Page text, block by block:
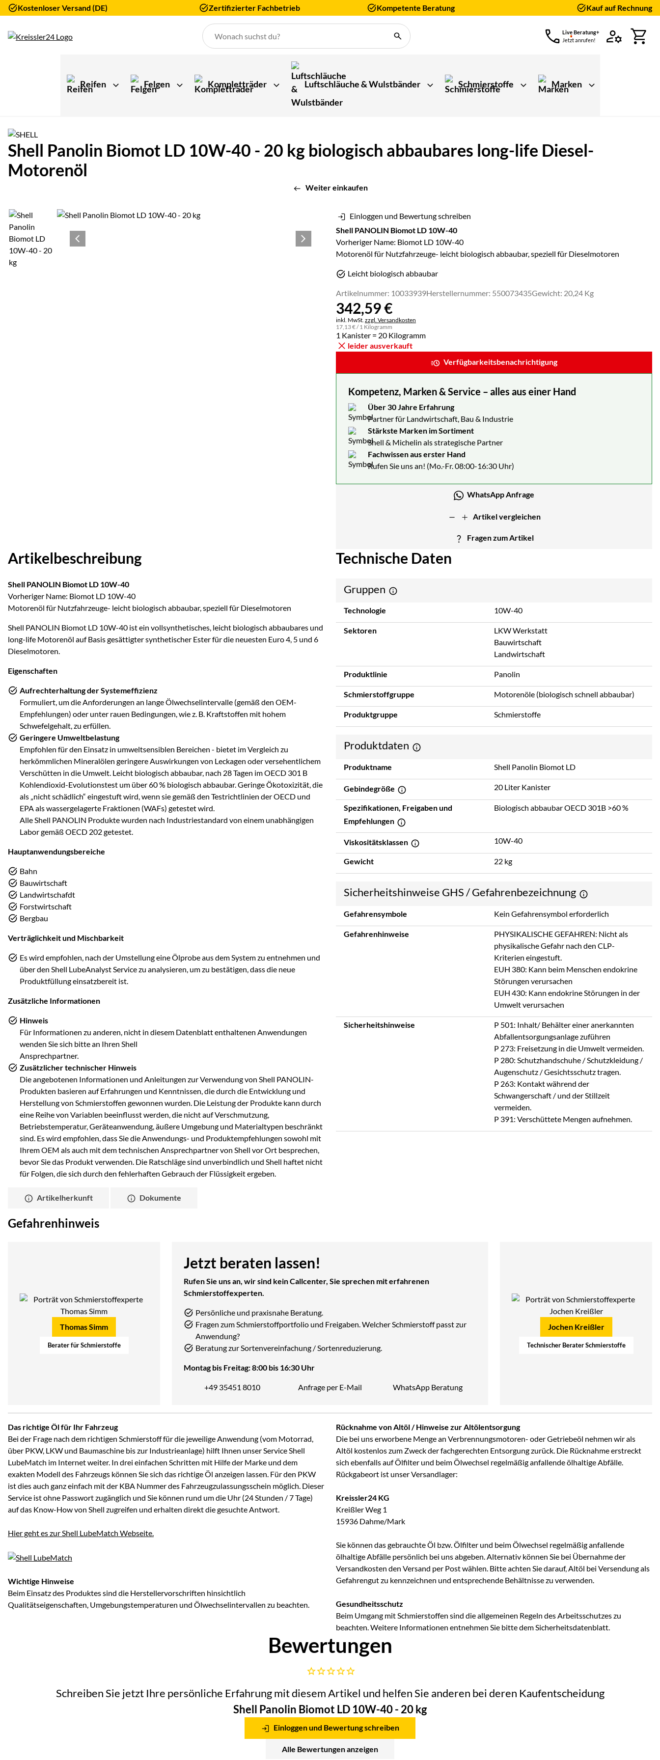
Kostenloser Versand (DE) Zertifizierter Fachbetrieb Kompetente Beratung Kauf auf Rechnung
Live Beratung+
Jetzt anrufen!
Reifen Felgen Kompletträder Luftschläuche & Wulstbänder Schmierstoffe Marken
Shell Panolin Biomot LD 10W-40 - 20 kg biologisch abbaubares long-life Diesel-
Motorenöl
Weiter einkaufen
Produktgalerie
Zur Kaufbox springen
Einloggen und Bewertung schreiben
Shell PANOLIN Biomot LD 10W-40
Vorheriger Name: Biomot LD 10W-40
Motorenöl für Nutzfahrzeuge- leicht biologisch abbaubar, speziell für Dieselmotoren
Leicht biologisch abbaubar
Artikelnummer: 10033939Herstellernummer: 550073435Gewicht: 20,24 Kg
342,59€
Steuerhinweis:
inkl. MwSt. zzgl. Versandkosten
17,13€/ 1 Kilogramm
1 Kanister = 20 Kilogramm
leider ausverkauft
Verfügbarkeitsbenachrichtigung
Kompetenz, Marken & Service – alles aus einer Hand
Über 30 Jahre Erfahrung
Partner für Landwirtschaft, Bau & Industrie
Stärkste Marken im Sortiment
Shell & Michelin als strategische Partner
Fachwissen aus erster Hand
Rufen Sie uns an! (Mo.-Fr. 08:00-16:30 Uhr)
WhatsApp Anfrage
Artikel vergleichen
Fragen zum Artikel
Artikelbeschreibung
Shell PANOLIN Biomot LD 10W-40
Vorheriger Name: Biomot LD 10W-40
Motorenöl für Nutzfahrzeuge- leicht biologisch abbaubar, speziell für Dieselmotoren
Shell PANOLIN Biomot LD 10W-40 ist ein vollsynthetisches, leicht biologisch abbaubares und
long-life Motorenöl auf Basis gesättigter synthetischer Ester für die neuesten Euro 4, 5 und 6
Dieselmotoren.
Eigenschaften
Aufrechterhaltung der Systemeffizienz
Formuliert, um die Anforderungen an lange Ölwechselintervalle (gemäß den OEM-
Empfehlungen) oder unter rauen Bedingungen, wie z. B. Kraftstoffen mit hohem
Schwefelgehalt, zu erfüllen.
Geringere Umweltbelastung
Empfohlen für den Einsatz in umweltsensiblen Bereichen - bietet im Vergleich zu
herkömmlichen Mineralölen geringere Auswirkungen von Leckagen oder versehentlichem
Verschütten in die Umwelt. Leicht biologisch abbaubar, nach 28 Tagen im OECD 301 B
Kohlendioxid-Evolutionstest um über 60 % biologisch abbaubar. Geringe Ökotoxizität, die
als „nicht schädlich“ eingestuft wird, wenn sie gemäß den Testrichtlinien der OECD und
EPA als wassergelagerte Fraktionen (WAFs) getestet wird.
Alle Shell PANOLIN Produkte wurden nach Industriestandard von einem unabhängigen
Labor gemäß OECD 202 getestet.
Hauptanwendungsbereiche
Bahn
Bauwirtschaft
Landwirtschafdt
Forstwirtschaft
Bergbau
Verträglichkeit und Mischbarkeit
Es wird empfohlen, nach der Umstellung eine Ölprobe aus dem System zu entnehmen und
über den Shell LubeAnalyst Service zu analysieren, um zu bestätigen, dass die neue
Produktfüllung einsatzbereit ist.
Zusätzliche Informationen
Hinweis
Für Informationen zu anderen, nicht in diesem Datenblatt enthaltenen Anwendungen
wenden Sie sich bitte an Ihren Shell
Ansprechpartner.
Zusätzlicher technischer Hinweis
Die angebotenen Informationen und Anleitungen zur Verwendung von Shell PANOLIN-
Produkten basieren auf Erfahrungen und Kenntnissen, die durch die Entwicklung und
Herstellung von Schmierstoffen gewonnen wurden. Die Leistung der Produkte kann durch
eine Reihe von Variablen beeinflusst werden, die nicht auf Verschmutzung,
Betriebstemperatur, Geräteanwendung, äußere Umgebung und Materialtypen beschränkt
sind. Es wird empfohlen, dass Sie die Anwendungs- und Produktempfehlungen sowohl mit
Ihrem OEM als auch mit dem technischen Ansprechpartner von Shell vor Ort besprechen,
bevor Sie das Produkt verwenden. Die Ratschläge sind unverbindlich und Shell haftet nicht
für Folgen, die sich durch den fehlerhaften Gebrauch der Flüssigkeit ergeben.
Artikelherkunft Dokumente
Gefahrenhinweis
Technische Daten
Gruppen
Technologie 10W-40
Sektoren
LKW Werkstatt
Bauwirtschaft
Landwirtschaft
Produktlinie Panolin
Schmierstoffgruppe Motorenöle (biologisch schnell abbaubar)
Produktgruppe Schmierstoffe
Produktdaten
Produktname Shell Panolin Biomot LD
Gebindegröße 20 Liter Kanister
Spezifikationen, Freigaben und
Empfehlungen
Biologisch abbaubar OECD 301B >60 %
Viskositätsklassen 10W-40
Gewicht 22 kg
Sicherheitshinweise GHS / Gefahrenbezeichnung
Gefahrensymbole Kein Gefahrensymbol erforderlich
Gefahrenhinweise
PHYSIKALISCHE GEFAHREN: Nicht als
physikalische Gefahr nach den CLP-
Kriterien eingestuft.
EUH 380: Kann beim Menschen endokrine
Störungen verursachen
EUH 430: Kann endokrine Störungen in der
Umwelt verursachen
Sicherheitshinweise
P 501: Inhalt/ Behälter einer anerkannten
Abfallentsorgungsanlage zuführen
P 273: Freisetzung in die Umwelt vermeiden.
P 280: Schutzhandschuhe / Schutzkleidung /
Augenschutz / Gesichtsschutz tragen.
P 263: Kontakt während der
Schwangerschaft / und der Stillzeit
vermeiden.
P 391: Verschüttete Mengen aufnehmen.
Thomas Simm
Berater für Schmierstoffe
Jetzt beraten lassen!
Rufen Sie uns an, wir sind kein Callcenter, Sie sprechen mit erfahrenen
Schmierstoffexperten.
Persönliche und praxisnahe Beratung.
Fragen zum Schmierstoffportfolio und Freigaben. Welcher Schmierstoff passt zur
Anwendung?
Beratung zur Sortenvereinfachung / Sortenreduzierung.
Montag bis Freitag: 8:00 bis 16:30 Uhr
Telefon:
+49 35451 8010 Anfrage per E-Mail WhatsApp Beratung
Jochen Kreißler
Technischer Berater Schmierstoffe
Das richtige Öl für Ihr Fahrzeug
Bei der Frage nach dem richtigen Schmierstoff für die jeweilige Anwendung (vom Motorrad,
über PKW, LKW und Baumaschine bis zur Industrieanlage) hilft Ihnen unser Service Shell
LubeMatch im Internet weiter. In drei einfachen Schritten mit Hilfe der Marke und dem
exakten Modell des Fahrzeugs können Sie sich das richtige Öl anzeigen lassen. Für den PKW
ist dies auch ganz einfach mit der KBA Nummer des Fahrzeugzulassungsschein möglich. Dieser
Service ist ohne Passwort zugänglich und Sie können rund um die Uhr (24 Stunden / 7 Tage)
auf das Know-How von Shell zugreifen und erhalten direkt die gesuchte Antwort.
Hier geht es zur Shell LubeMatch Webseite.
Wichtige Hinweise
Beim Einsatz des Produktes sind die Herstellervorschriften hinsichtlich
Qualitätseigenschaften, Umgebungstemperaturen und Ölwechselintervallen zu beachten.
Rücknahme von Altöl / Hinweise zur Altölentsorgung
Die bei uns erworbene Menge an Verbrennungsmotoren- oder Getriebeöl nehmen wir als
Altöl kostenlos zum Zweck der fachgerechten Entsorgung zurück. Die Rücknahme erstreckt
sich ebenfalls auf Ölfilter und beim Ölwechsel regelmäßig anfallende ölhaltige Abfälle.
Rückgabeort ist unser Versandlager:
Kreissler24 KG
Kreißler Weg 1
15936 Dahme/Mark
Sie können das gebrauchte Öl bzw. Ölfilter und beim Ölwechsel regelmäßig anfallende
ölhaltige Abfälle persönlich bei uns abgeben. Alternativ können Sie bei Übernahme der
Versandkosten den Versand per Post wählen. Bitte achten Sie darauf, Altöl bei Versendung als
Gefahrengut zu kennzeichnen und entsprechende Behältnisse zu verwenden.
Gesundheitsschutz
Beim Umgang mit Schmierstoffen sind die allgemeinen Regeln des Arbeitsschutzes zu
beachten. Weitere Informationen entnehmen Sie bitte dem Sicherheitsdatenblatt.
Bewertungen
Noch keine Bewertungen abgegeben
Schreiben Sie jetzt Ihre persönliche Erfahrung mit diesem Artikel und helfen Sie anderen bei deren Kaufentscheidung
Shell Panolin Biomot LD 10W-40 - 20 kg
Einloggen und Bewertung schreiben
Alle Bewertungen anzeigen